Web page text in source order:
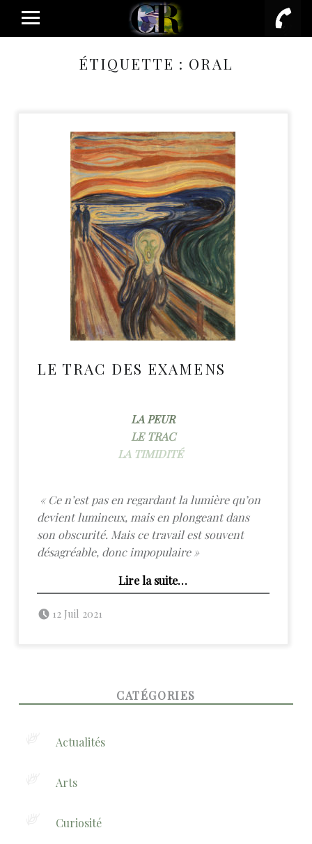
PRIMARY MENU
ÉTIQUETTE : ORAL
LE TRAC DES EXAMENS
LA PEUR
LETRAC
LA TIMIDITÉ
« Ce n’est pas en regardant la lumière qu’on
devient lumineux, mais en plongeant dans
son obscurité. Mais ce travail est souvent
désagréable, donc impopulaire »
Lire la suite…
12 Juil 2021
CATÉGORIES
Actualités
Arts
Curiosité